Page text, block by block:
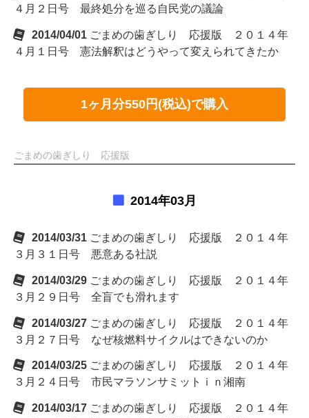
４月２日号 最終処分を巡る自民党の議論
2014/04/01 ごまめの歯ぎしり 応援版 ２０１４年
４月１日号 憲法解釈はどうやって変えられてきたか
1ヶ月分550円(税込)で購入
ごまめの歯ぎしり 応援版
2014年03月
2014/03/31 ごまめの歯ぎしり 応援版 ２０１４年
３月３１日号 悪意ある社説
2014/03/29 ごまめの歯ぎしり 応援版 ２０１４年
３月２９日号 全盲でも滑れます
2014/03/27 ごまめの歯ぎしり 応援版 ２０１４年
３月２７日号 なぜ核燃料サイクルはできないのか
2014/03/25 ごまめの歯ぎしり 応援版 ２０１４年
３月２４日号 市民マラソンサミットｉｎ湘南
2014/03/17 ごまめの歯ぎしり 応援版 ２０１４年